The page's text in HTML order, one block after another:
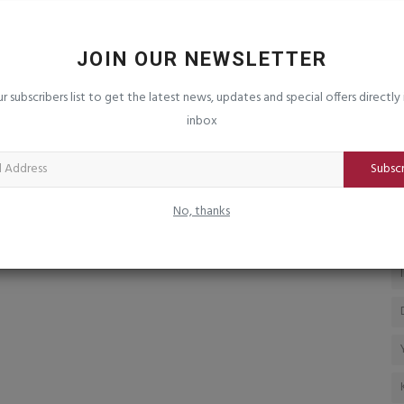
JOIN OUR NEWSLETTER
subscribers list to get the latest news, updates and special offers directly
inbox
No, thanks
વરસાદમાં દીકરીઓના ચહેરા પર ખુશીનું
saurashtrabhoomi Aug 7, 2026 0
ચૈતન્ય ચેરીટેબલ ટ્રસ્ટ દ્વારા ૨૦૦ દીકરીઓને નિ:શુલ્ક રેઈનકોટ